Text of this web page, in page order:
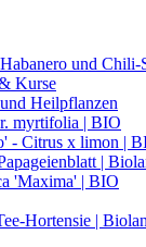
und
Kurse
Heilpflanzen
myrtifolia | BIO
- Citrus x limon |
|
'Maxima' | BIO
Hortensie |